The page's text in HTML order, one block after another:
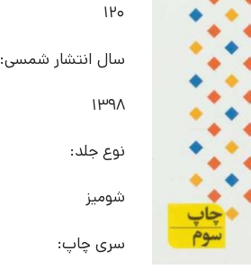
120
سال انتشار شمسی:
1398
نوع جلد:
شومیز
سری چاپ: